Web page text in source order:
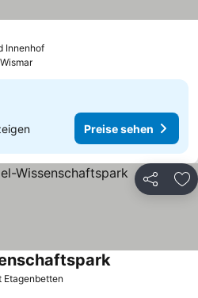
Innenhof
Wismar
Preise sehen
Teilen
Etagenbetten